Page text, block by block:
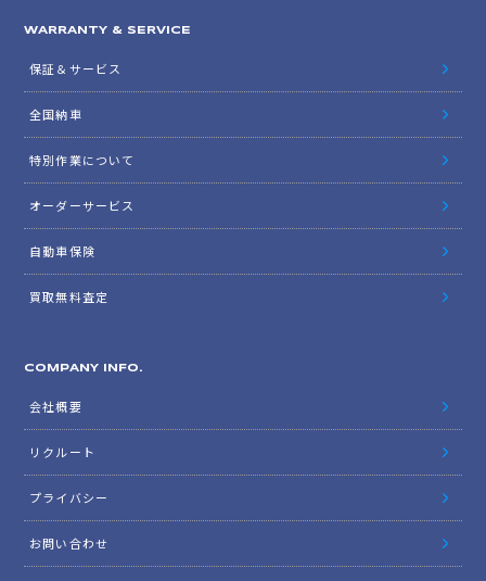
WARRANTY & SERVICE
保証＆サービス
全国納車
特別作業について
オーダーサービス
自動車保険
買取無料査定
COMPANY INFO.
会社概要
リクルート
プライバシー
お問い合わせ